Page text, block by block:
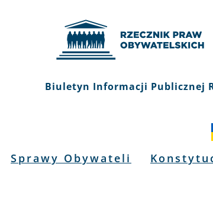
Biuletyn Informacji Publicznej
Sprawy Obywateli